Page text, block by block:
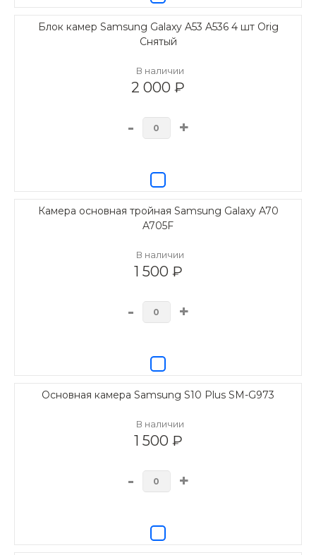
Блок камер Samsung Galaxy A53 A536 4 шт Orig
Снятый
В наличии
2 000 ₽
- +
Камера основная тройная Samsung Galaxy A70
A705F
В наличии
1 500 ₽
- +
Основная камера Samsung S10 Plus SM-G973
В наличии
1 500 ₽
- +